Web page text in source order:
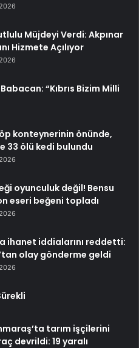
Müjdeyi Verdi: Akpınar
Hizmete Açılıyor
“Kıbrıs Bizim Milli
konteynerinin önünde,
33 ölü kedi bulundu
oyunculuk değil! Bensu
eseri beğeni topladı
ihanet iddialarını reddetti:
olay gönderme geldi
tarım işçilerini
devrildi: 19 yaralı